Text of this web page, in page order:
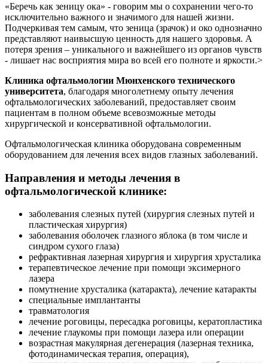
«Беречь как зеницу ока» - говорим мы о сохранении чего-то
исключительно важного и значимого для нашей жизни.
Подчеркивая тем самым, что зеница (зрачок) и око однозначно
представляют наивысшую ценность для нашего здоровья. А
потеря зрения – уникального и важнейшего из органов чувств
- лишает нас восприятия мира во всей его полноте и яркости.>
Клиника офтальмологии Мюнхенского технического
университета, благодаря многолетнему опыту лечения
офтальмологических заболеваний, предоставляет своим
пациентам в полном объеме всевозможные методы
хирургической и консервативной офтальмологии.
Офтальмологическая клиника оборудована современным
оборудованием для лечения всех видов глазных заболеваний.
Направления и методы лечения в
офтальмологической клинике:
заболевания слезных путей (хирургия слезных путей и
пластическая хирургия)
заболевания оболочек глазного яблока (в том числе и
синдром сухого глаза)
рефрактивная лазерная хирургия и хирургия хрусталика
терапевтическое лечение при помощи эксимерного
лазера
помутнение хрусталика (катаракта), лечение катаракты
специальные имплантанты
травматология
лечение роговицы, пересадка роговицы, кератопластика
лечение глаукомы при помощи лазера или операции
возрастная макулярная дегенерация (лазерная техника,
фотодинамическая терапия, операция),